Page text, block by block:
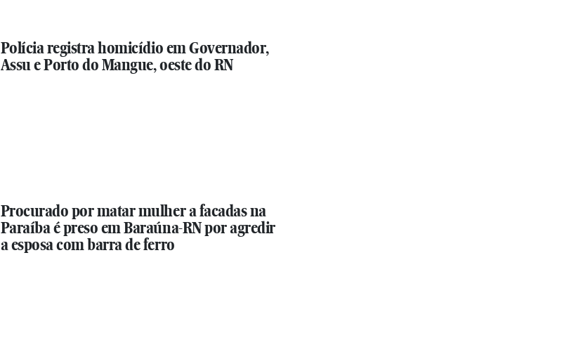
Polícia registra homicídio em Governador,
Assu e Porto do Mangue, oeste do RN
Procurado por matar mulher a facadas na
Paraíba é preso em Baraúna-RN por agredir
a esposa com barra de ferro